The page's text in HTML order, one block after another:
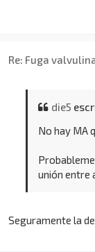
Re: Fuga valvulina
die5
No hay MA
unión entre
Seguramente la